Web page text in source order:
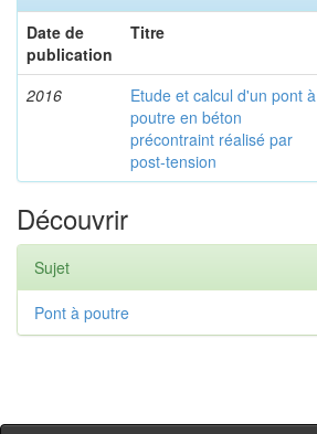
Date de
publication
Titre
2016
Etude et calcul d'un pont à
poutre en béton
précontraint réalisé par
post-tension
Découvrir
Sujet
Pont à poutre